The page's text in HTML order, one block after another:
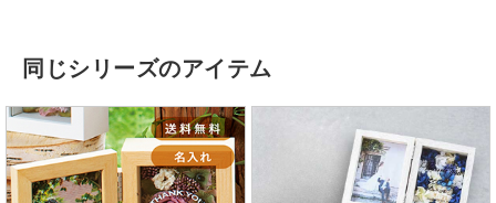
同じシリーズのアイテム